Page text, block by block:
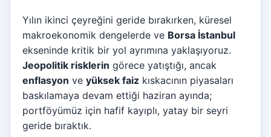
Yılın ikinci çeyreğini geride bırakırken, küresel
makroekonomik dengelerde ve Borsa İstanbul
ekseninde kritik bir yol ayrımına yaklaşıyoruz.
Jeopolitik risklerin görece yatıştığı, ancak
enflasyon ve yüksek faiz kıskacının piyasaları
baskılamaya devam ettiği haziran ayında;
portföyümüz için hafif kayıplı, yatay bir seyri
geride bıraktık.